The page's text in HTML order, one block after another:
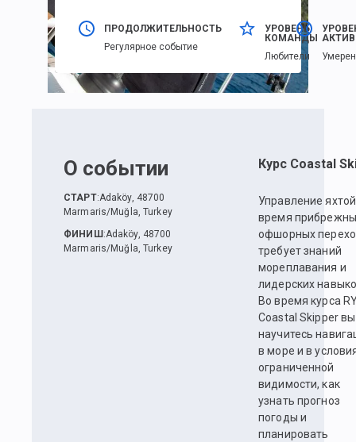
ПРОДОЛЖИТЕЛЬНОСТЬ
Регулярное событие
УРОВЕНЬ
КОМАНДЫ
Любители
О событии
СТАРТ:Adaköy, 48700
Marmaris/Muğla, Turkey
ФИНИШ :Adaköy, 48700
Marmaris/Muğla, Turkey
Курс Coastal
Управление
время
офшорных
требует знаний
мореплавания и
лидерских
Во время курса
Coastal Skipper вы
научитесь
в море и в
ограниченной
видимости, как
узнать прогноз
погоды и
планировать